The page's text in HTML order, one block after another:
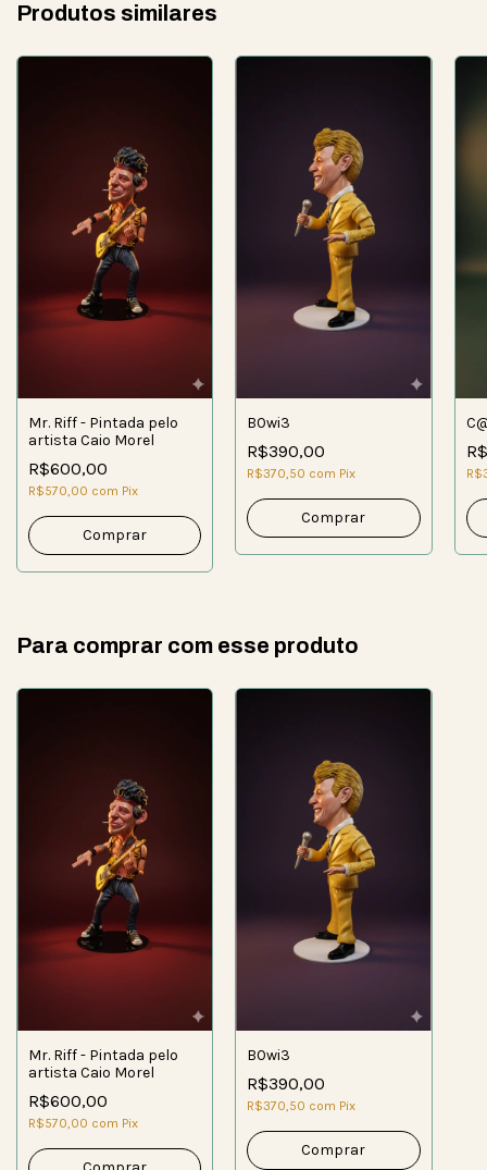
Produtos similares
Mr. Riff - Pintada pelo
artista Caio Morel
R$600,00
R$570,00 com Pix
B0wi3
R$390,00
R$370,50 com Pix
Para comprar com esse produto
Mr. Riff - Pintada pelo
artista Caio Morel
R$600,00
R$570,00 com Pix
B0wi3
R$390,00
R$370,50 com Pix